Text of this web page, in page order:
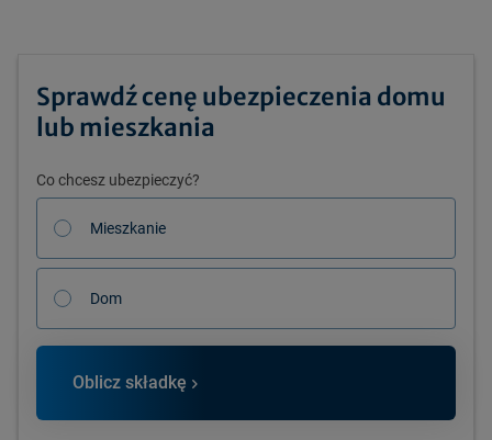
Sprawdź cenę ubezpieczenia domu
lub mieszkania
Co chcesz ubezpieczyć?
Mieszkanie
Dom
Oblicz składkę